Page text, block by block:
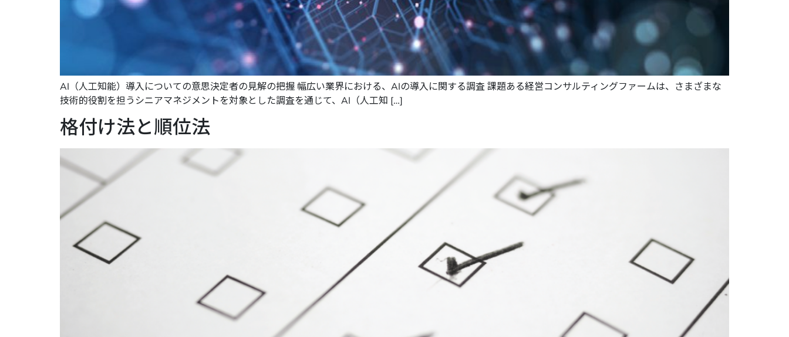
AI（人工知能）導入についての意思決定者の見解の把握 幅広い業界における、AIの導入に関する調査 課題ある経営コンサルティングファームは、さまざまな
技術的役割を担うシニアマネジメントを対象とした調査を通じて、AI（人工知 […]
格付け法と順位法